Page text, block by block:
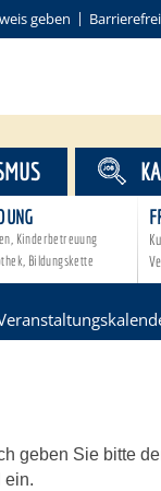
geben
Kinderbetreuung
Bildungskette
geben Sie bitte
ein.